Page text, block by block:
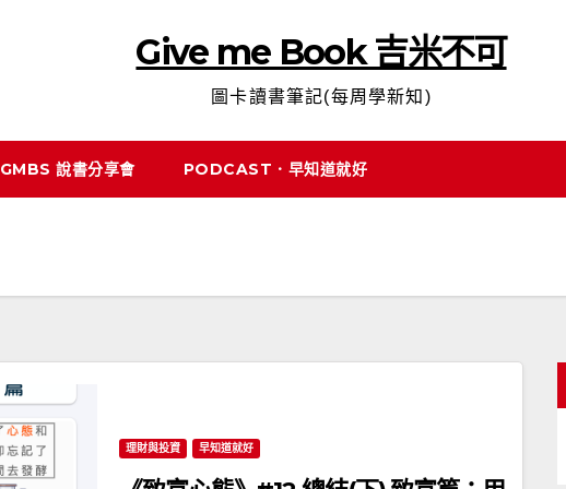
Give me Book 吉米不可
圖卡讀書筆記(每周學新知)
GMBS 說書分享會 PODCAST．早知道就好
理財與投資 早知道就好